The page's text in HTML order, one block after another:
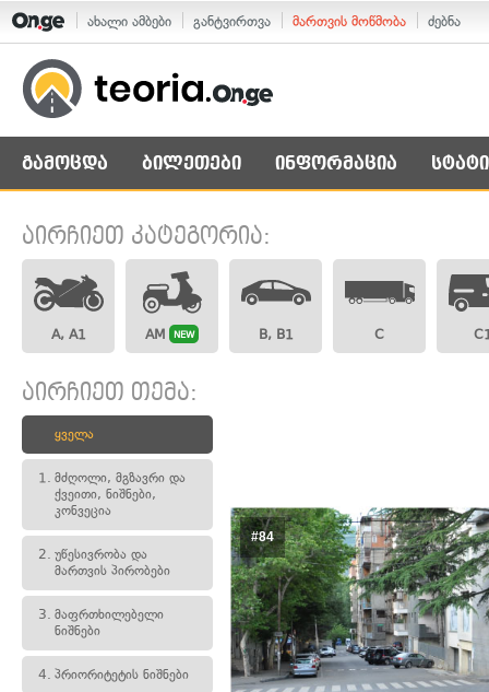
ახალი ამბები განტვირთვა მართვის მოწმობა ძებნა
გამოცდა ბილეთები ინფორმაცია
აირჩიეთ კატეგორია:
A, A1 AM NEW B, B1 C
აირჩიეთ თემა:
ყველა
1. მძღოლი, მგზავრი და
ქვეითი, ნიშნები,
კონვეცია
2. უწესივრობა და
მართვის პირობები
3. მაფრთხილებელი
ნიშნები
4. პრიორიტეტის ნიშნები
#84